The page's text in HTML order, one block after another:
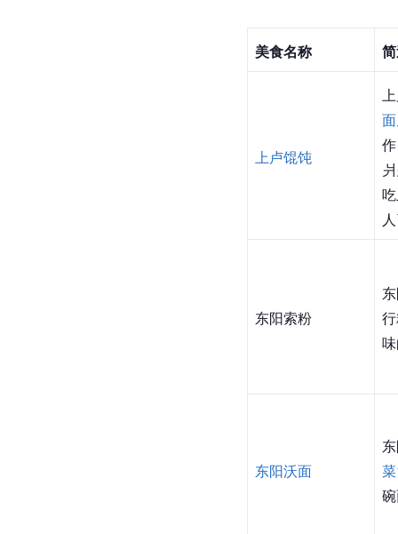
美食名称
上卢馄饨
东阳索粉
东阳沃面